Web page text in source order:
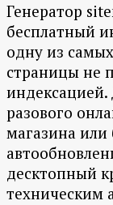
Генератор
бесплатный
одну из
страницы не
индексацией.
разового
магазина или
десктопный
техническим